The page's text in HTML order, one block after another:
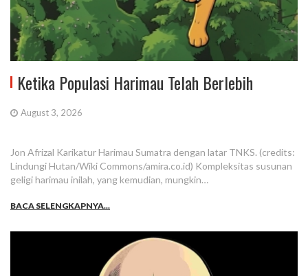
Ketika Populasi Harimau Telah Berlebih
August 3, 2026
Jon Afrizal Karikatur Harimau Sumatra dengan latar TNKS. (credits:
Lindungi Hutan/Wiki Commons/amira.co.id) Kompleksitas susunan
geligi harimau inilah, yang kemudian, mungkin…
BACA SELENGKAPNYA...